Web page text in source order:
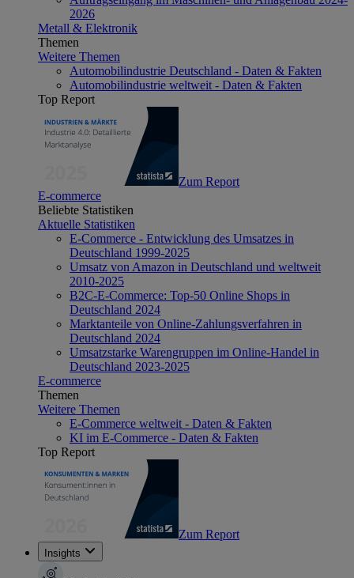
2026
Metall & Elektronik
Themen
Weitere Themen
Automobilindustrie Deutschland - Daten & Fakten
Automobilindustrie weltweit - Daten & Fakten
Top Report
Zum Report
E-commerce
Beliebte Statistiken
Aktuelle Statistiken
E-Commerce - Entwicklung des Umsatzes in
Deutschland 1999-2025
Umsatz von Amazon in Deutschland und weltweit
2010-2025
B2C-E-Commerce: Top-50 Online Shops in
Deutschland 2024
Marktanteile von Online-Zahlungsverfahren in
Deutschland 2024
Umsatzstarke Warengruppen im Online-Handel in
Deutschland 2023-2025
E-commerce
Themen
Weitere Themen
E-Commerce weltweit - Daten & Fakten
KI im E-Commerce - Daten & Fakten
Top Report
Zum Report
Insights